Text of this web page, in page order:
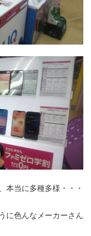
本当に多種多様・・・
に色んなメーカーさん